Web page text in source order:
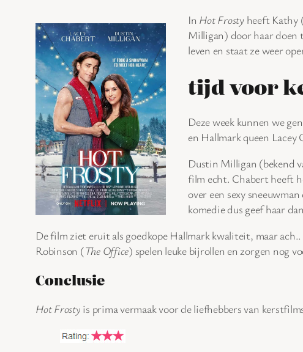
In Hot Frosty heeft Kathy
Milligan) door haar doen
leven en staat ze weer
tijd voor
Deze week kunnen we
en Hallmark queen Lacey
Dustin Milligan (bekend
film echt. Chabert heeft
over een sexy
komedie dus geef haar
De film ziet eruit als goedkope Hallmark kwaliteit, maar
Robinson (The Office) spelen leuke bijrollen en zorgen nog
Conclusie
Hot Frosty is prima vermaak voor de liefhebbers van